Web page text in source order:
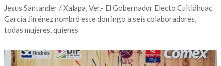
Jesus Santander / Xalapa, Ver.- El Gobernador Electo Cuitláhuac
García Jiménez nombró este domingo a seis colaboradores,
todas mujeres, quienes